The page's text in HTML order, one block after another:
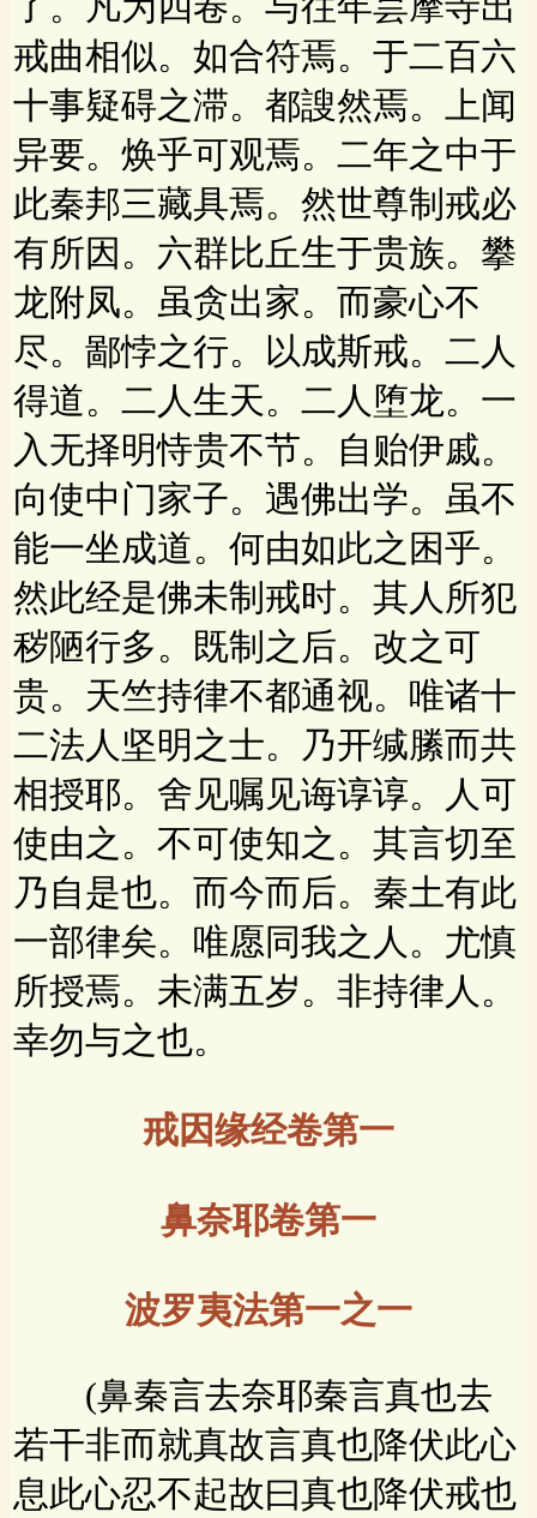
戒曲相似。如合符焉。于二百六
十事疑碍之滞。都謏然焉。上闻
异要。焕乎可观焉。二年之中于
此秦邦三藏具焉。然世尊制戒必
有所因。六群比丘生于贵族。攀
龙附凤。虽贪出家。而豪心不
尽。鄙悖之行。以成斯戒。二人
得道。二人生天。二人堕龙。一
入无择明恃贵不节。自贻伊戚。
向使中门家子。遇佛出学。虽不
能一坐成道。何由如此之困乎。
然此经是佛未制戒时。其人所犯
秽陋行多。既制之后。改之可
贵。天竺持律不都通视。唯诸十
二法人坚明之士。乃开缄縢而共
相授耶。舍见嘱见诲谆谆。人可
使由之。不可使知之。其言切至
乃自是也。而今而后。秦土有此
一部律矣。唯愿同我之人。尤慎
所授焉。未满五岁。非持律人。
幸勿与之也。
戒因缘经卷第一
鼻奈耶卷第一
波罗夷法第一之一
(鼻秦言去奈耶秦言真也去
若干非而就真故言真也降伏此心
息此心忍不起故曰真也降伏戒也